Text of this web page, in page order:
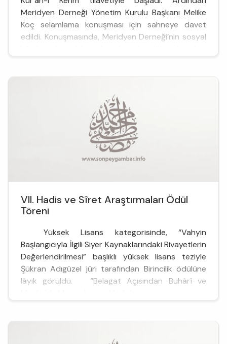
Meridyen Derneği Yönetim Kurulu Başkanı Melike
Koç selamlama konuşması için sahneye davet
edildi. Konuşmasında, Meridyen Derneği’nin sosyal
VII. Hadis ve Sîret Araştırmaları Ödül
Töreni
Yüksek Lisans kategorisinde, “Vahyin
Başlangıcıyla İlgili Siyer Kaynaklarındaki Rivayetlerin
Değerlendirilmesi” başlıklı yüksek lisans teziyle
Şükran Adıgüzel jüri tarafından Birincilik ödülüne
lâyık görüldü. “Belagat Açısından Buhârî ve